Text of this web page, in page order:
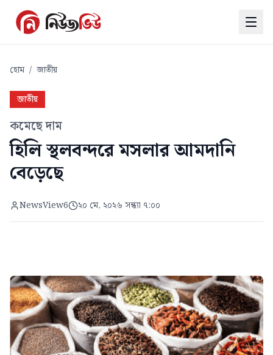
হোম / জাতীয়
জাতীয়
কমেছে দাম
হিলি স্থলবন্দরে মসলার আমদানি
বেড়েছে
NewsView6 ২০ মে, ২০২৬ সন্ধ্যা ৭:০০